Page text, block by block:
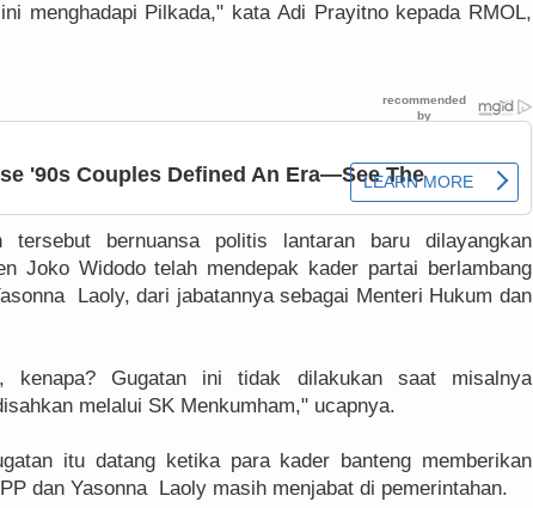
menghadapi Pilkada," kata Adi Prayitno kepada RMOL,
tersebut bernuansa politis lantaran baru dilayangkan
Joko Widodo telah mendepak kader partai berlambang
Laoly, dari jabatannya sebagai Menteri Hukum dan
kenapa? Gugatan ini tidak dilakukan saat misalnya
melalui SK Menkumham," ucapnya.
itu datang ketika para kader banteng memberikan
dan Yasonna Laoly masih menjabat di pemerintahan.